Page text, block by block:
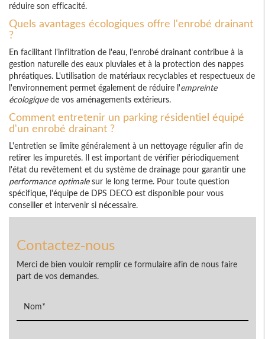
réduire son efficacité.
Quels avantages écologiques offre l'enrobé drainant
?
En facilitant l'infiltration de l'eau, l'enrobé drainant contribue à la
gestion naturelle des eaux pluviales et à la protection des nappes
phréatiques. L'utilisation de matériaux recyclables et respectueux de
l'environnement permet également de réduire l'empreinte
écologiquede vos aménagements extérieurs.
Comment entretenir un parking résidentiel équipé
d'un enrobé drainant ?
L'entretien se limite généralement à un nettoyage régulier afin de
retirer les impuretés. Il est important de vérifier périodiquement
l'état du revêtement et du système de drainage pour garantir une
performance optimalesur le long terme. Pour toute question
spécifique, l'équipe de DPS DECO est disponible pour vous
conseiller et intervenir si nécessaire.
Contactez-nous
Merci de bien vouloir remplir ce formulaire afin de nous faire
part de vos demandes.